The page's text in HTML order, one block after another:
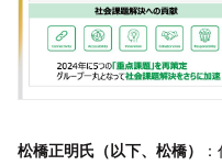
松橋正明氏（以下、松橋）